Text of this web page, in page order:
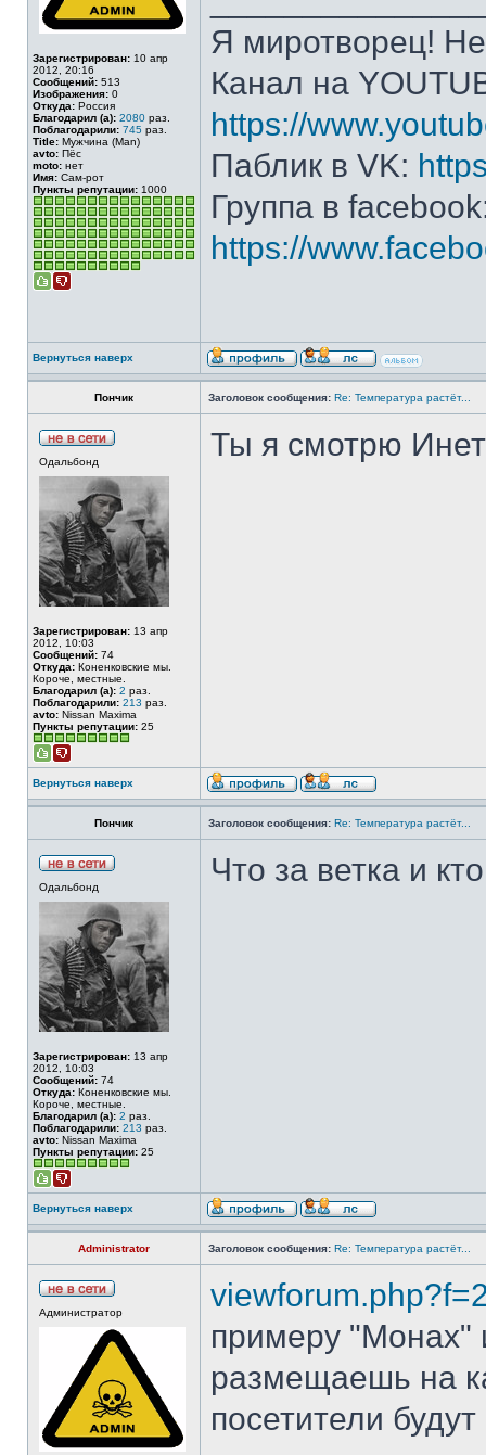
Зарегистрирован: 10 апр
2012, 20:16
Сообщений: 513
Изображения: 0
Откуда: Россия
Благодарил (а): 2080 раз.
Поблагодарили: 745 раз.
Title: Мужчина (Man)
avto: Пёс
moto: нет
Имя: Сам-рот
Пункты репутации: 1000
Я миротворец!
Канал на
https://
Паблик в VK:
Группа в
https://
Вернуться наверх
Пончик Заголовок сообщения: Re: Температура растёт...
Одальбонд
Зарегистрирован: 13 апр
2012, 10:03
Сообщений: 74
Откуда: Коненковские мы.
Короче, местные.
Благодарил (а): 2 раз.
Поблагодарили: 213 раз.
avto: Nissan Maxima
Пункты репутации: 25
Ты я смотрю
Вернуться наверх
Пончик Заголовок сообщения: Re: Температура растёт...
Одальбонд
Зарегистрирован: 13 апр
2012, 10:03
Сообщений: 74
Откуда: Коненковские мы.
Короче, местные.
Благодарил (а): 2 раз.
Поблагодарили: 213 раз.
avto: Nissan Maxima
Пункты репутации: 25
Что за ветка и
Вернуться наверх
Administrator Заголовок сообщения: Re: Температура растёт...
Администратор
примеру "Монах"
размещаешь на
посетители